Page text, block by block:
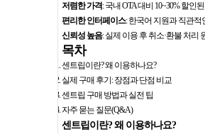
저렴한 가격: 국내 OTA 대비 10~30% 할인
편리한 인터페이스: 한국어 지원과 직관적
신뢰성 높음: 실제 이용 후 취소·환불 처리
목차
센트립이란? 왜 이용하나요?
실제 구매 후기: 장점과 단점 비교
센트립 구매 방법과 실전 팁
자주 묻는 질문(Q&A)
센트립이란? 왜 이용하나요?